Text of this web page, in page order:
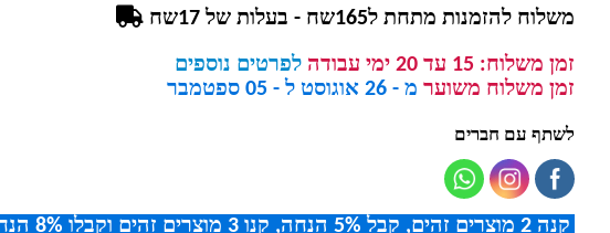
משלוח להזמנות מתחת ל165שח - בעלות של 17שח
זמן משלוח:
לפרטים נוספים
זמן משלוח משוער מ - 26 אוגוסט ל - 05 ספטמבר
לשתף עם חברים
קנה 2 מוצרים זהים, קבל 5% הנחה , קנו 3 מוצרים זהים וקבלו 8% הנחה